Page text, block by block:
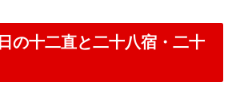
の十二直と二十八宿・二十